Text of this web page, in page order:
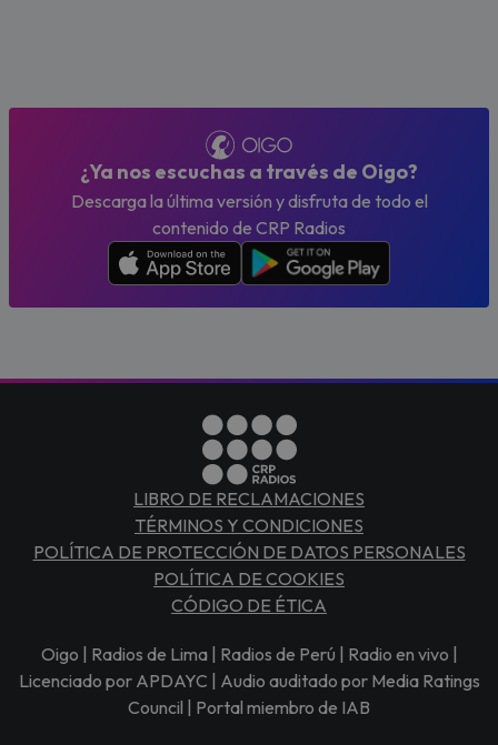
¿Ya nos escuchas a través de Oigo?
Descarga la última versión y disfruta de todo el
contenido de CRP Radios
LIBRO DE RECLAMACIONES
TÉRMINOS Y CONDICIONES
POLÍTICA DE PROTECCIÓN DE DATOS PERSONALES
POLÍTICA DE COOKIES
CÓDIGO DE ÉTICA
Oigo | Radios de Lima | Radios de Perú | Radio en vivo |
Licenciado por APDAYC | Audio auditado por Media Ratings
Council | Portal miembro de IAB